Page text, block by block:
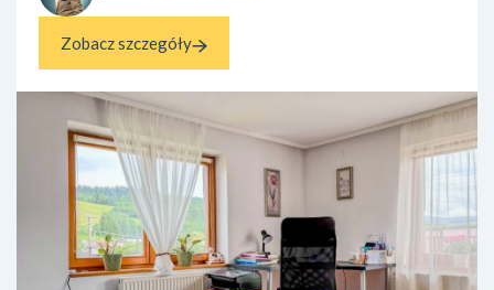
Zobacz szczegóły